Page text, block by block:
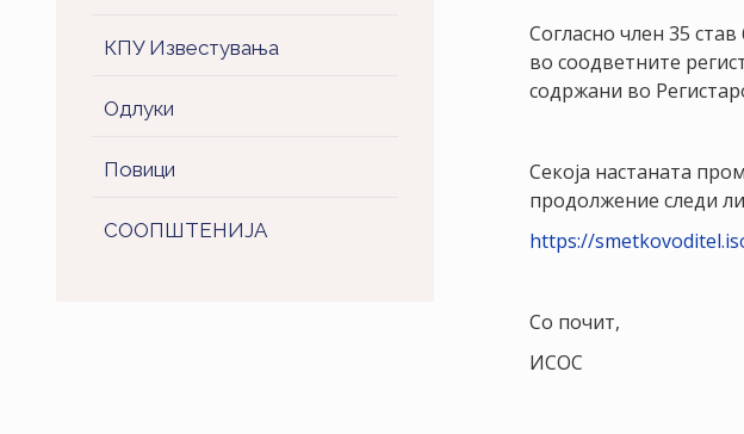
КПУ Известувања
Одлуки
Повици
СООПШТЕНИJA
Согласно член 35
во соодветните
содржани во
Секоја настаната
продолжение следи
https://
Со почит,
ИСОС